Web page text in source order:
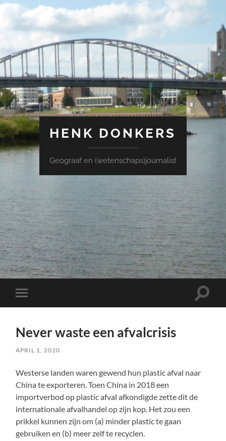
HENK DONKERS
Geograaf en (wetenschaps)journalist
mobiel
Toggle
Never waste een afvalcrisis
APRIL 1, 2020
Westerse landen waren gewend hun plastic afval naar
China te exporteren. Toen China in 2018 een
importverbod op plastic afval afkondigde zette dit de
internationale afvalhandel op zijn kop. Het zou een
prikkel kunnen zijn om (a) minder plastic te gaan
gebruiken en (b) meer zelf te recyclen.